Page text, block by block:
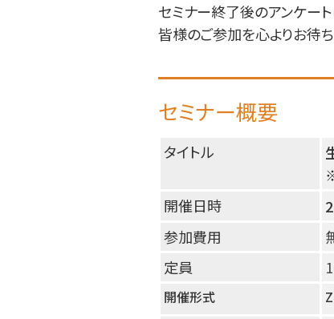
セミナー終了後のアンケー
皆様のご参加を心よりお待ち
セミナー概要
タイトル
開催日時
参加費用
定員
開催形式